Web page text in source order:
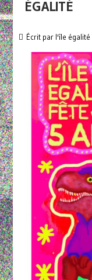
ÉGALITÉ
Écrit par l'île égalité